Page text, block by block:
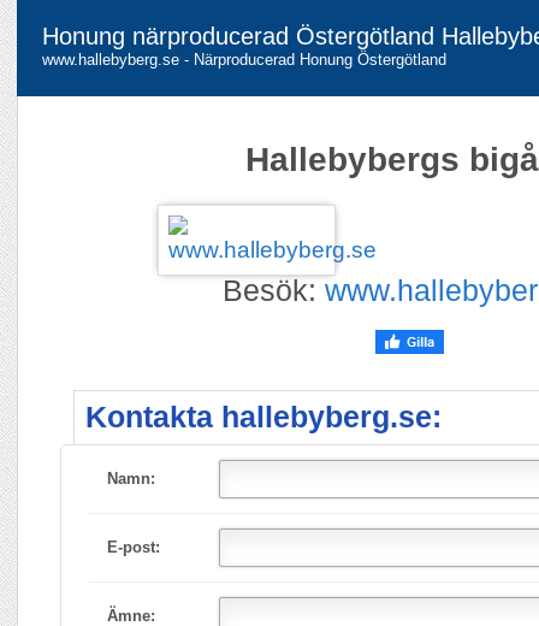
Honung närproducerad Östergötland
www.hallebyberg.se - Närproducerad Honung Östergötland
Hallebybergs
Besök:
Kontakta hallebyberg.se:
Namn:
E-post:
Ämne: